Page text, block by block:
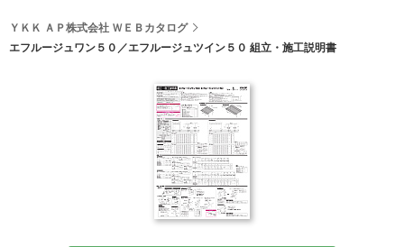
ＹＫＫ ＡＰ株式会社 ＷＥＢカタログ
エフルージュワン５０／エフルージュツイン５０ 組立・施工説明書